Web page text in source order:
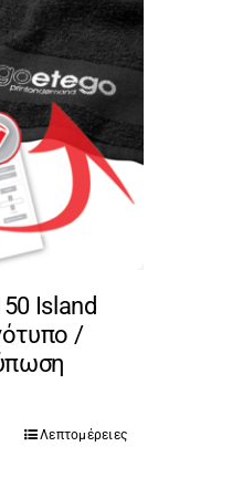
Island
/
Λεπτομέρειες